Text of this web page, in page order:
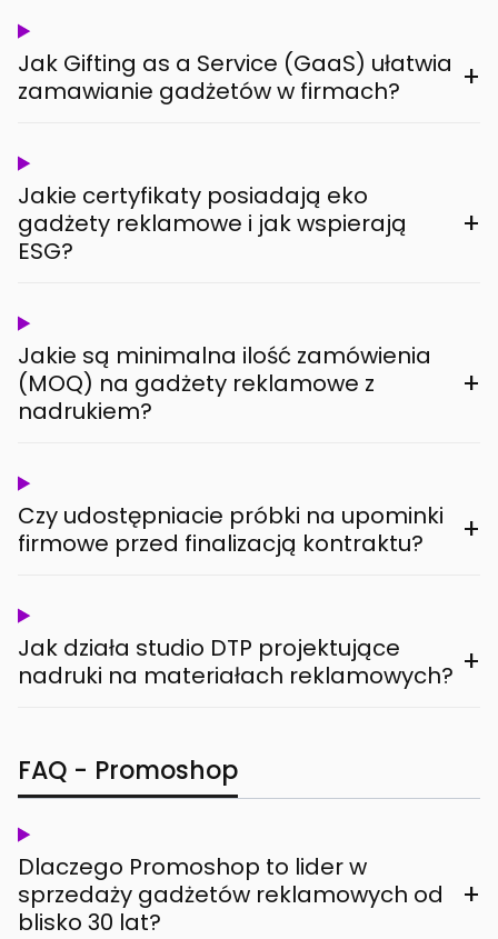
Jak Gifting as a Service (GaaS) ułatwia
zamawianie gadżetów w firmach?
+
Jakie certyfikaty posiadają eko
gadżety reklamowe i jak wspierają
ESG?
+
Jakie są minimalna ilość zamówienia
(MOQ) na gadżety reklamowe z
nadrukiem?
+
Czy udostępniacie próbki na upominki
firmowe przed finalizacją kontraktu?
+
Jak działa studio DTP projektujące
nadruki na materiałach reklamowych? +
FAQ - Promoshop
Dlaczego Promoshop to lider w
sprzedaży gadżetów reklamowych od
blisko 30 lat?
+